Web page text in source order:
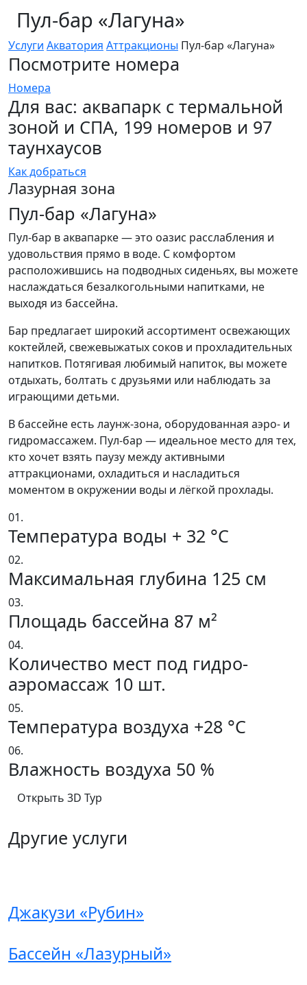
Пул-бар «Лагуна»
Услуги Акватория Аттракционы Пул-бар «Лагуна»
Посмотрите номера
Номера
Для вас: аквапарк с термальной
зоной и СПА, 199 номеров и 97
таунхаусов
Как добраться
Лазурная зона
Пул-бар «Лагуна»
Пул-бар в аквапарке — это оазис расслабления и
удовольствия прямо в воде. С комфортом
расположившись на подводных сиденьях, вы можете
наслаждаться безалкогольными напитками, не
выходя из бассейна.
Бар предлагает широкий ассортимент освежающих
коктейлей, свежевыжатых соков и прохладительных
напитков. Потягивая любимый напиток, вы можете
отдыхать, болтать с друзьями или наблюдать за
играющими детьми.
В бассейне есть лаунж-зона, оборудованная аэро- и
гидромассажем. Пул-бар — идеальное место для тех,
кто хочет взять паузу между активными
аттракционами, охладиться и насладиться
моментом в окружении воды и лёгкой прохлады.
01.
Температура воды + 32 °C
02.
Максимальная глубина 125 см
03.
Площадь бассейна 87 м²
04.
Количество мест под гидро-
аэромассаж 10 шт.
05.
Температура воздуха +28 °C
06.
Влажность воздуха 50 %
Открыть 3D Тур
Другие услуги
Джакузи «Рубин»
Бассейн «Лазурный»